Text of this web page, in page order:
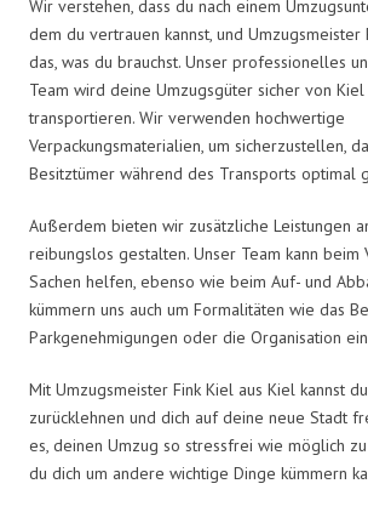
Wir verstehen, dass du nach einem
dem du vertrauen kannst, und Umzugsmeister
das, was du brauchst. Unser professionelles
Team wird deine Umzugsgüter sicher von Kiel
transportieren. Wir verwenden hochwertige
Verpackungsmaterialien, um sicherzustellen,
Besitztümer während des Transports optimal
Außerdem bieten wir zusätzliche Leistungen
reibungslos gestalten. Unser Team kann beim
Sachen helfen, ebenso wie beim Auf- und
kümmern uns auch um Formalitäten wie das
Parkgenehmigungen oder die Organisation
Mit Umzugsmeister Fink Kiel aus Kiel kannst
zurücklehnen und dich auf deine neue Stadt
es, deinen Umzug so stressfrei wie möglich
du dich um andere wichtige Dinge kümmern